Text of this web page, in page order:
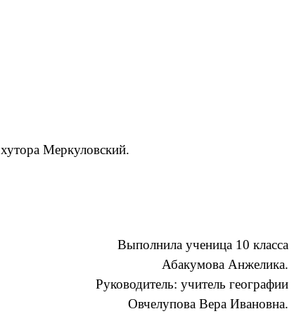
Меркуловский.
Выполнила ученица 10 класса
Абакумова Анжелика.
Руководитель: учитель географии
Овчелупова Вера Ивановна.